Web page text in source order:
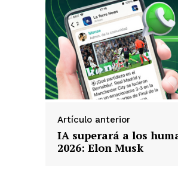
Artículo anterior
IA superará a los
2026: Elon Musk